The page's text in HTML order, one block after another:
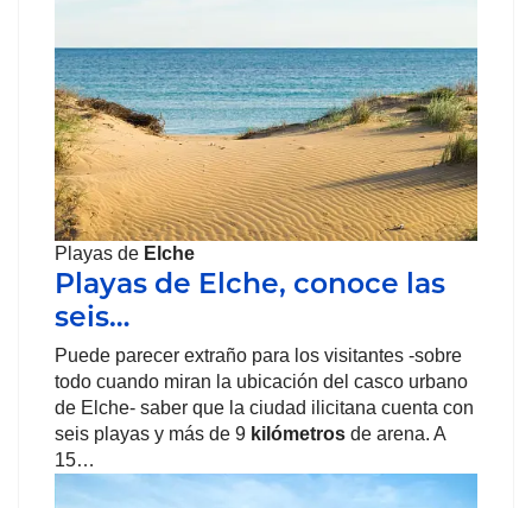
Playas de Elche
Playas de Elche, conoce las
seis…
Puede parecer extraño para los visitantes -sobre
todo cuando miran la ubicación del casco urbano
de Elche- saber que la ciudad ilicitana cuenta con
seis playas y más de 9 kilómetros de arena. A
15…